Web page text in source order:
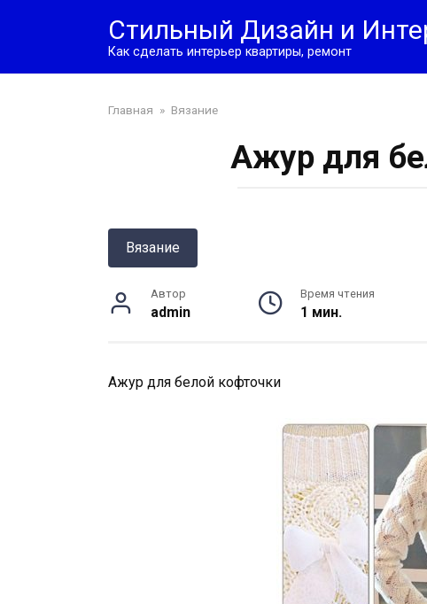
Стильный Дизайн и
Как сделать интерьер квартиры, ремонт
Главная » Вязание
Ажур для
Вязание
Автор
admin
Время чтения
1 мин.
Ажур для белой кофточки